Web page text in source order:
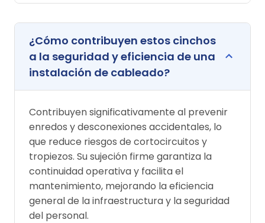
¿Cómo contribuyen estos cinchos
a la seguridad y eficiencia de una
instalación de cableado?
Contribuyen significativamente al prevenir
enredos y desconexiones accidentales, lo
que reduce riesgos de cortocircuitos y
tropiezos. Su sujeción firme garantiza la
continuidad operativa y facilita el
mantenimiento, mejorando la eficiencia
general de la infraestructura y la seguridad
del personal.